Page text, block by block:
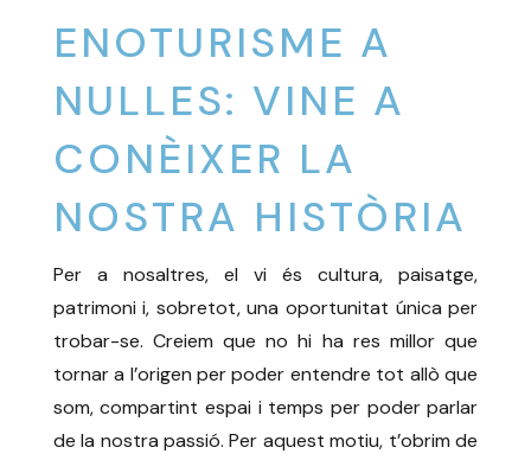
ENOTURISME A
NULLES: VINE A
CONÈIXER LA
NOSTRA HISTÒRIA
Per a nosaltres, el vi és cultura, paisatge,
patrimoni i, sobretot, una oportunitat única per
trobar-se. Creiem que no hi ha res millor que
tornar a l’origen per poder entendre tot allò que
som, compartint espai i temps per poder parlar
de la nostra passió. Per aquest motiu, t’obrim de